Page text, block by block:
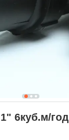
6куб.м/год